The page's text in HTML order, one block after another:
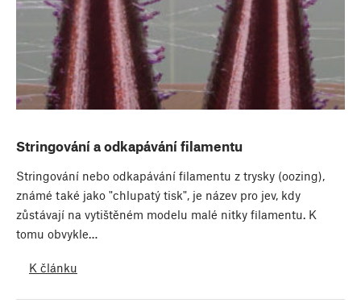
Stringování a odkapávání filamentu
Stringování nebo odkapávání filamentu z trysky (oozing),
známé také jako "chlupatý tisk", je název pro jev, kdy
zůstávají na vytištěném modelu malé nitky filamentu. K
tomu obvykle…
K článku